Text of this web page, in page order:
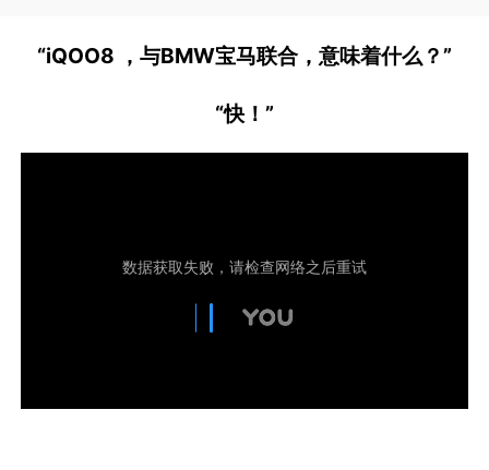
“iQOO8 ，与BMW宝马联合，意味着什么？”
“快！”